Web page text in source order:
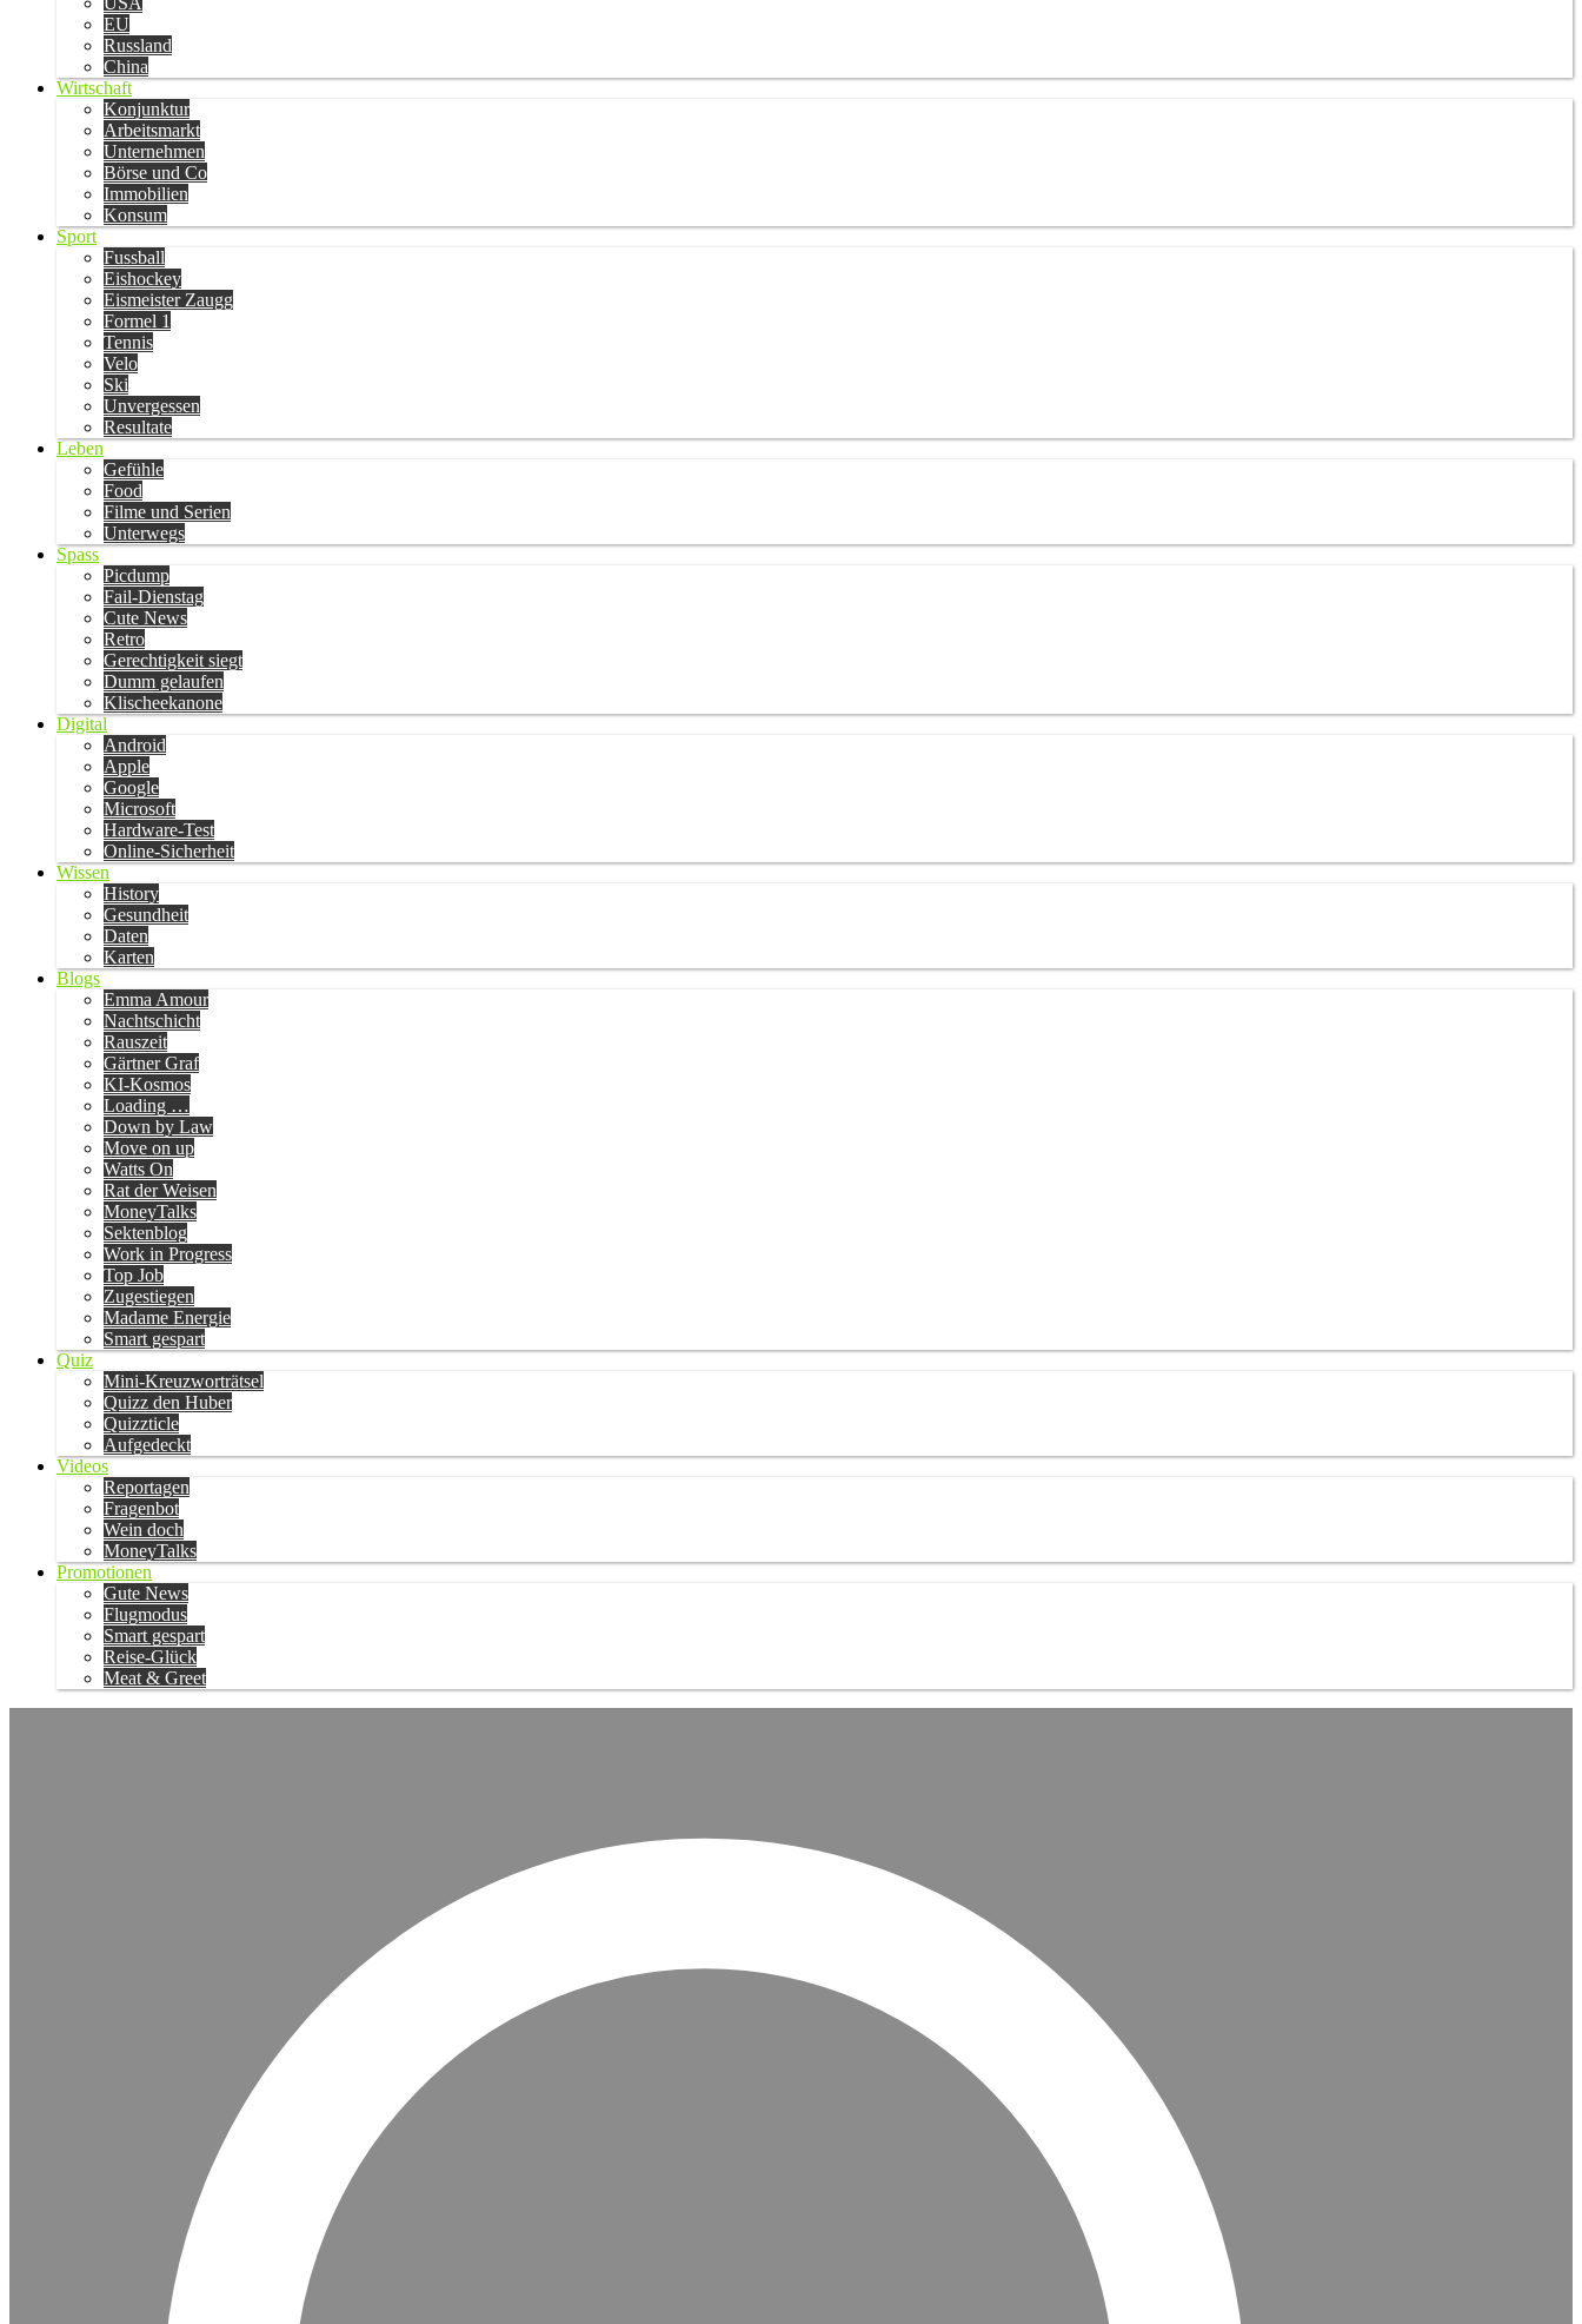
EU
Russland
China
Wirtschaft
Konjunktur
Arbeitsmarkt
Unternehmen
Börse und Co
Immobilien
Konsum
Sport
Fussball
Eishockey
Eismeister Zaugg
Formel 1
Tennis
Velo
Ski
Unvergessen
Resultate
Leben
Gefühle
Food
Filme und Serien
Unterwegs
Spass
Picdump
Fail-Dienstag
Cute News
Retro
Gerechtigkeit siegt
Dumm gelaufen
Klischeekanone
Digital
Android
Apple
Google
Microsoft
Hardware-Test
Online-Sicherheit
Wissen
History
Gesundheit
Daten
Karten
Blogs
Emma Amour
Nachtschicht
Rauszeit
Gärtner Graf
KI-Kosmos
Loading …
Down by Law
Move on up
Watts On
Rat der Weisen
MoneyTalks
Sektenblog
Work in Progress
Top Job
Zugestiegen
Madame Energie
Smart gespart
Quiz
Mini-Kreuzworträtsel
Quizz den Huber
Quizzticle
Aufgedeckt
Videos
Reportagen
Fragenbot
Wein doch
MoneyTalks
Promotionen
Gute News
Flugmodus
Smart gespart
Reise-Glück
Meat & Greet